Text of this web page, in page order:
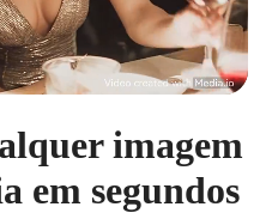
imagem
em segundos